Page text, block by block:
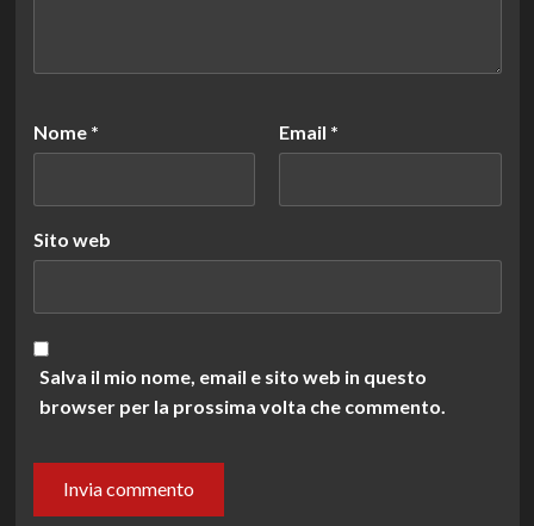
Nome * Email *
Sito web
Salva il mio nome, email e sito web in questo
browser per la prossima volta che commento.